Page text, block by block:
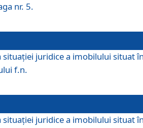
nr. 5.
situației juridice a imobilului situat
f.n.
situației juridice a imobilului situat